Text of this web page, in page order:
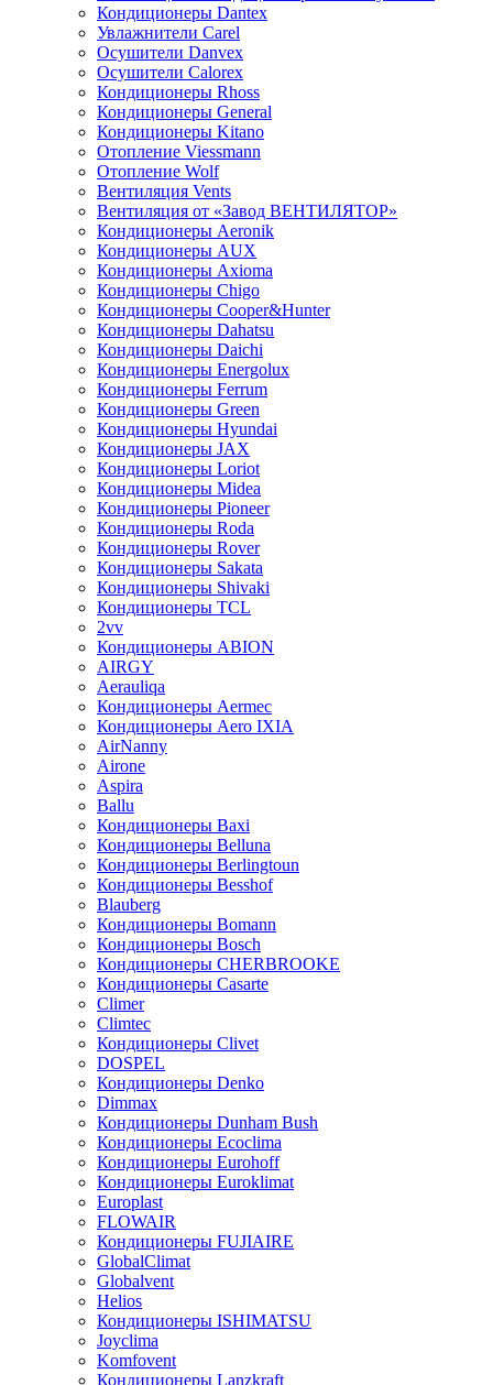
Кондиционеры Dantex
Увлажнители Carel
Осушители Danvex
Осушители Calorex
Кондиционеры Rhoss
Кондиционеры General
Кондиционеры Kitano
Отопление Viessmann
Отопление Wolf
Вентиляция Vents
Вентиляция от «Завод ВЕНТИЛЯТОР»
Кондиционеры Aeronik
Кондиционеры AUX
Кондиционеры Axioma
Кондиционеры Chigo
Кондиционеры Cooper&Hunter
Кондиционеры Dahatsu
Кондиционеры Daichi
Кондиционеры Energolux
Кондиционеры Ferrum
Кондиционеры Green
Кондиционеры Hyundai
Кондиционеры JAX
Кондиционеры Loriot
Кондиционеры Midea
Кондиционеры Pioneer
Кондиционеры Roda
Кондиционеры Rover
Кондиционеры Sakata
Кондиционеры Shivaki
Кондиционеры TCL
2vv
Кондиционеры ABION
AIRGY
Aerauliqa
Кондиционеры Aermec
Кондиционеры Aero IXIA
AirNanny
Airone
Aspira
Ballu
Кондиционеры Baxi
Кондиционеры Belluna
Кондиционеры Berlingtoun
Кондиционеры Besshof
Blauberg
Кондиционеры Bomann
Кондиционеры Bosch
Кондиционеры CHERBROOKE
Кондиционеры Casarte
Climer
Climtec
Кондиционеры Clivet
DOSPEL
Кондиционеры Denko
Dimmax
Кондиционеры Dunham Bush
Кондиционеры Ecoclima
Кондиционеры Eurohoff
Кондиционеры Euroklimat
Europlast
FLOWAIR
Кондиционеры FUJIAIRE
GlobalClimat
Globalvent
Helios
Кондиционеры ISHIMATSU
Joyclima
Komfovent
Кондиционеры Lanzkraft